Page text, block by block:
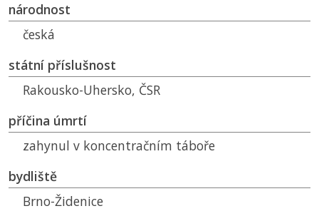
národnost
česká
státní příslušnost
Rakousko-Uhersko, ČSR
příčina úmrtí
zahynul v koncentračním táboře
bydliště
Brno-Židenice